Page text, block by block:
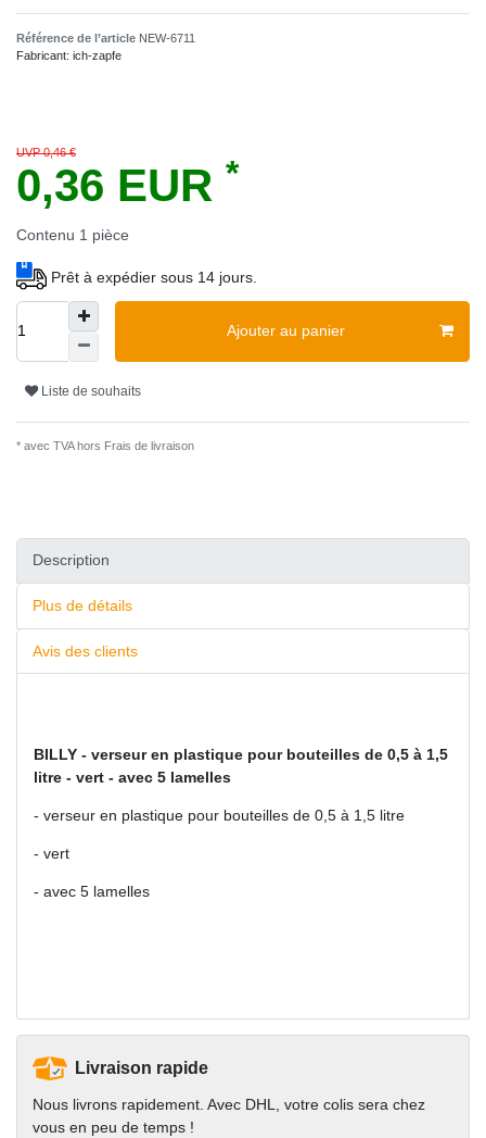
Référence de l’article NEW-6711
Fabricant: ich-zapfe
UVP 0,46 €
0,36 EUR *
Contenu 1 pièce
Prêt à expédier sous 14 jours.
Ajouter au panier
Liste de souhaits
* avec TVA hors Frais de livraison
Description
Plus de détails
Avis des clients
BILLY - verseur en plastique pour bouteilles de 0,5 à 1,5
litre - vert - avec 5 lamelles
- verseur en plastique pour bouteilles de 0,5 à 1,5 litre
- vert
- avec 5 lamelles
Livraison rapide
Nous livrons rapidement. Avec DHL, votre colis sera chez
vous en peu de temps !